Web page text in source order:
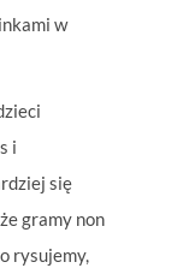
w
i
się
gramy non
rysujemy,